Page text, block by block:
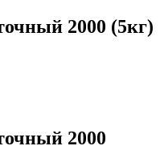
2000 (5кг)
2000